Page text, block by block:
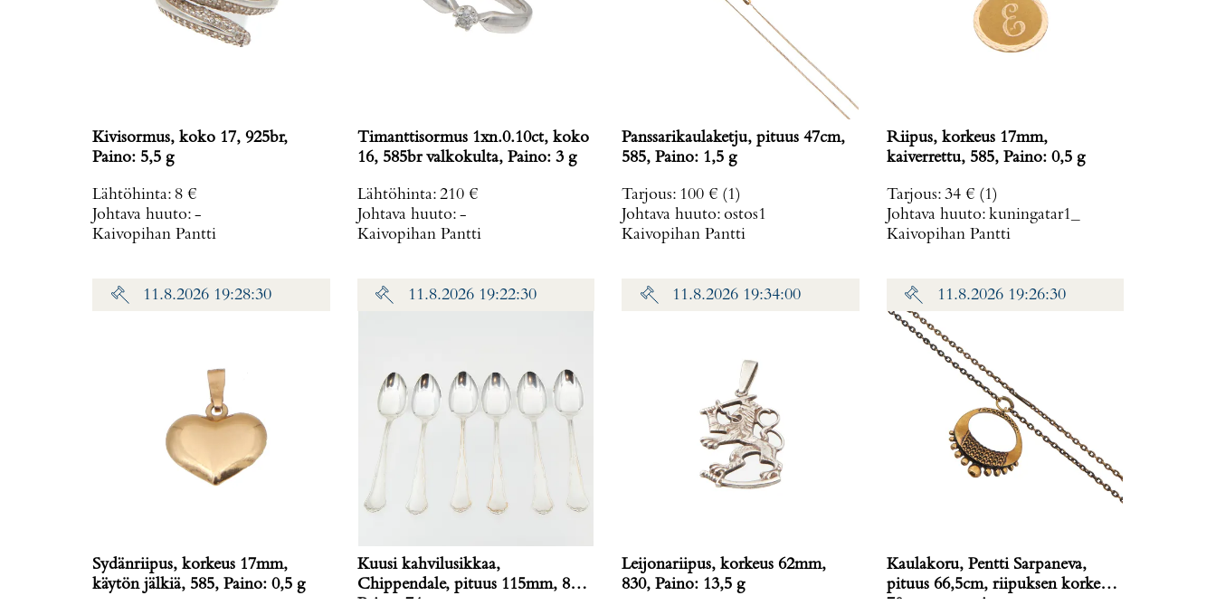
Kivisormus, koko 17, 925br,
Paino: 5,5 g
Lähtöhinta: 8 €
Johtava huuto: -
Kaivopihan Pantti
Timanttisormus 1xn.0.10ct, koko
16, 585br valkokulta, Paino: 3 g
Lähtöhinta: 210 €
Johtava huuto: -
Kaivopihan Pantti
Panssarikaulaketju, pituus 47cm,
585, Paino: 1,5 g
Tarjous: 100 € (1)
Johtava huuto: ostos1
Kaivopihan Pantti
Riipus, korkeus 17mm,
kaiverrettu, 585, Paino: 0,5 g
Tarjous: 34 € (1)
Johtava huuto: kuningatar1_
Kaivopihan Pantti
11.8.2026 19:28:30
Sydänriipus, korkeus 17mm,
käytön jälkiä, 585, Paino: 0,5 g
11.8.2026 19:22:30
Kuusi kahvilusikkaa,
Chippendale, pituus 115mm, 830,
11.8.2026 19:34:00
Leijonariipus, korkeus 62mm,
830, Paino: 13,5 g
11.8.2026 19:26:30
Kaulakoru, Pentti Sarpaneva,
pituus 66,5cm, riipuksen korkeus